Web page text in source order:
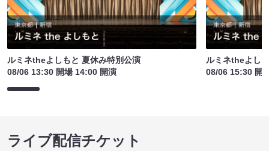
ルミネtheよしもと 夏休み特別公演
08/06 13:30 開場 14:00 開演
ルミネtheよし
08/06 15:30 開
ライブ配信チケット